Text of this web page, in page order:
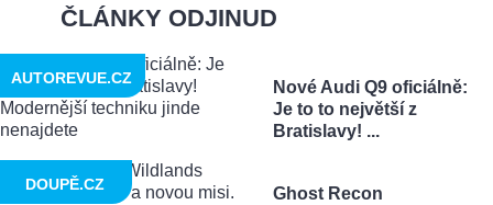
ČLÁNKY ODJINUD
Nové Audi Q9 oficiálně:
Je to to největší z
Bratislavy! ...
AUTOREVUE.CZ
Ghost Recon
DOUPĚ.CZ